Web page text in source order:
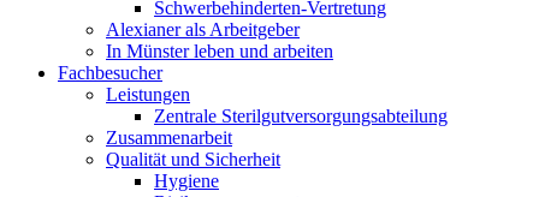
Schwerbehinderten-Vertretung
Alexianer als Arbeitgeber
In Münster leben und arbeiten
Fachbesucher
Leistungen
Zentrale Sterilgutversorgungsabteilung
Zusammenarbeit
Qualität und Sicherheit
Hygiene